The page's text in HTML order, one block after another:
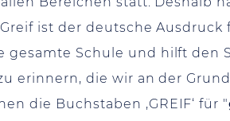
ist der deutsche Ausdruck
gesamte Schule und hilft den
erinnern, die wir an der
die Buchstaben ‚GREIF‘ für "